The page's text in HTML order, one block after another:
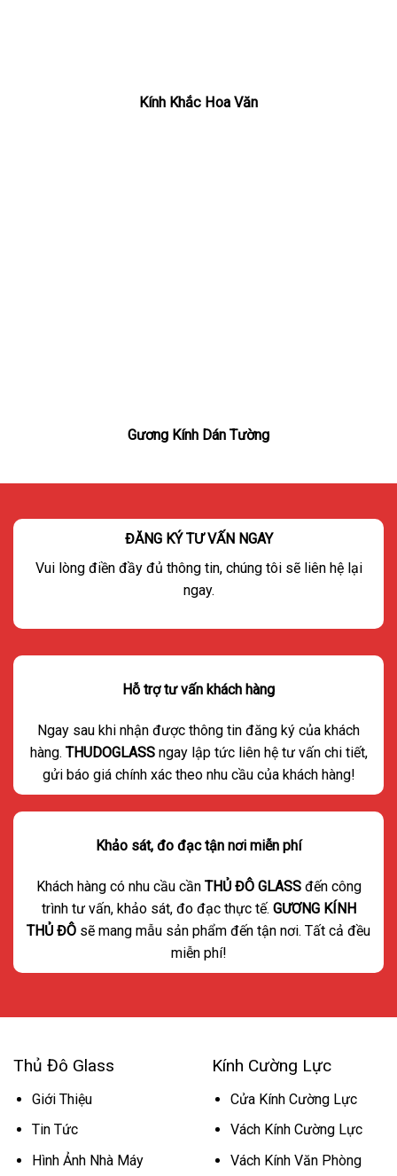
Kính Khắc Hoa Văn
Gương Kính Dán Tường
ĐĂNG KÝ TƯ VẤN NGAY
Vui lòng điền đầy đủ thông tin, chúng tôi sẽ liên hệ lại
ngay.
Hỗ trợ tư vấn khách hàng
Ngay sau khi nhận được thông tin đăng ký của khách
hàng. THUDOGLASS ngay lập tức liên hệ tư vấn chi tiết,
gửi báo giá chính xác theo nhu cầu của khách hàng!
Khảo sát, đo đạc tận nơi miễn phí
Khách hàng có nhu cầu cần THỦ ĐÔ GLASS đến công
trình tư vấn, khảo sát, đo đạc thực tế. GƯƠNG KÍNH
THỦ ĐÔ sẽ mang mẫu sản phẩm đến tận nơi. Tất cả đều
miễn phí!
Thủ Đô Glass
Giới Thiệu
Tin Tức
Hình Ảnh Nhà Máy
Kính Cường Lực
Cửa Kính Cường Lực
Vách Kính Cường Lực
Vách Kính Văn Phòng